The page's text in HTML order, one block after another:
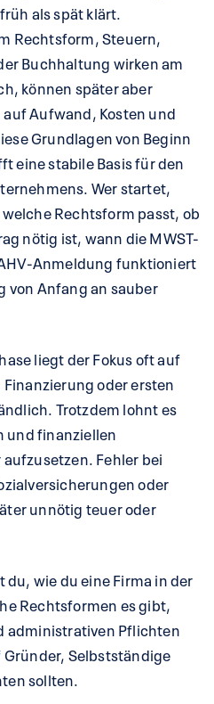
als spät klärt.
Rechtsform, Steuern,
Buchhaltung wirken am
können später aber
Aufwand, Kosten und
Grundlagen von Beginn
eine stabile Basis für den
Wer startet,
Rechtsform passt, ob
nötig ist, wann die MWST-
Anmeldung funktioniert
von Anfang an sauber
liegt der Fokus oft auf
oder ersten
Trotzdem lohnt es
und finanziellen
Fehler bei
oder
unnötig teuer oder
wie du eine Firma in der
Rechtsformen es gibt,
administrativen Pflichten
Selbstständige
sollten.